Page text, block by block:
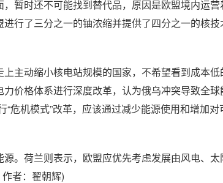
暂时还不可能找到替代品，原因是欧盟境内运
行了三分之一的铀浓缩并提供了四分之一的核技
主动缩小核电站规模的国家，不希望看到成本
价格体系进行深度改革，认为俄乌冲突导致全球
危机模式”改革，应该通过减少能源使用和增加
。荷兰则表示，欧盟应优先考虑发展由风电、
者：翟朝辉)